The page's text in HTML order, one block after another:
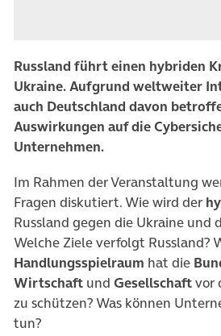
Russland führt einen hybriden
Ukraine. Aufgrund weltweiter
auch Deutschland davon
Auswirkungen auf die
Unternehmen.
Im Rahmen der Veranstaltung
Fragen diskutiert. Wie wird der
Russland gegen die Ukraine und
Welche Ziele verfolgt Russland?
Handlungsspielraum hat die
Wirtschaft und Gesellschaftvor
zu schützen? Was können
tun?